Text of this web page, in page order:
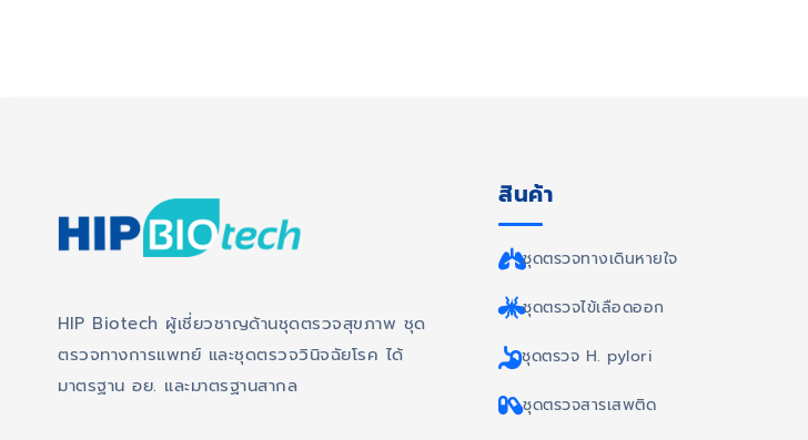
HIP Biotech ผู้เชี่ยวชาญด้านชุดตรวจสุขภาพ ชุด
ตรวจทางการแพทย์ และชุดตรวจวินิจฉัยโรค ได้
มาตรฐาน อย. และมาตรฐานสากล
สินค้า
ชุดตรวจทางเดินหายใจ
ชุดตรวจไข้เลือดออก
ชุดตรวจ H. pylori
ชุดตรวจสารเสพติด